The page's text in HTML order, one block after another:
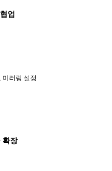
업
미러링 설정
확장